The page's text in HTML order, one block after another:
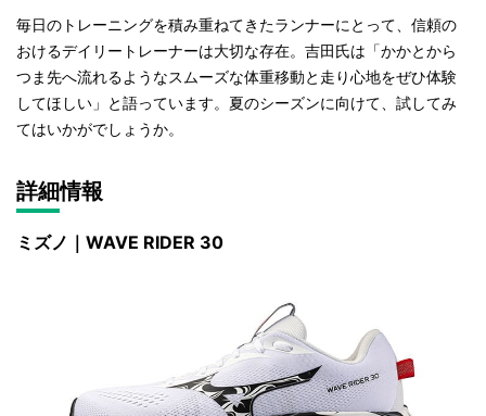
毎日のトレーニングを積み重ねてきたランナーにとって、信頼の
おけるデイリートレーナーは大切な存在。吉田氏は「かかとから
つま先へ流れるようなスムーズな体重移動と走り心地をぜひ体験
してほしい」と語っています。夏のシーズンに向けて、試してみ
てはいかがでしょうか。
詳細情報
ミズノ｜WAVE RIDER 30